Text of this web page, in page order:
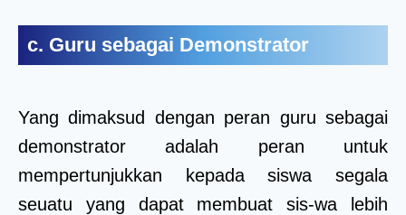
c. Guru sebagai Demonstrator
Yang dimaksud dengan peran guru sebagai
demonstrator adalah peran untuk
mempertunjukkan kepada siswa segala
seuatu yang dapat membuat sis-wa lebih